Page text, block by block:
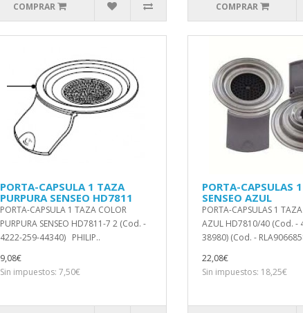
COMPRAR COMPRAR
PORTA-CAPSULA 1 TAZA
PURPURA SENSEO HD7811
PORTA-CAPSULA 1 TAZA COLOR
PURPURA SENSEO HD7811-7 2 (Cod. -
4222-259-44340) PHILIP..
9,08€
Sin impuestos: 7,50€
PORTA-CAPSULAS
SENSEO AZUL
PORTA-CAPSULAS 1 TAZA
AZUL HD7810/40 (Cod. -
38980) (Cod. -
22,08€
Sin impuestos: 18,25€